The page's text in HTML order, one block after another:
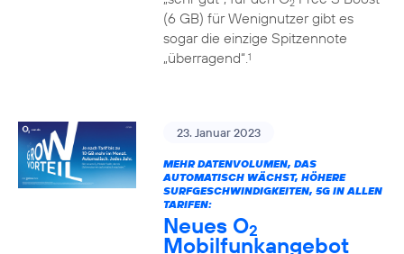
2
(6 GB) für Wenignutzer gibt es
sogar die einzige Spitzennote
„überragend“.1
23. Januar 2023
MEHR DATENVOLUMEN, DAS
AUTOMATISCH WÄCHST, HÖHERE
SURFGESCHWINDIGKEITEN, 5G IN ALLEN
TARIFEN:
Neues O2
Mobilfunkangebot